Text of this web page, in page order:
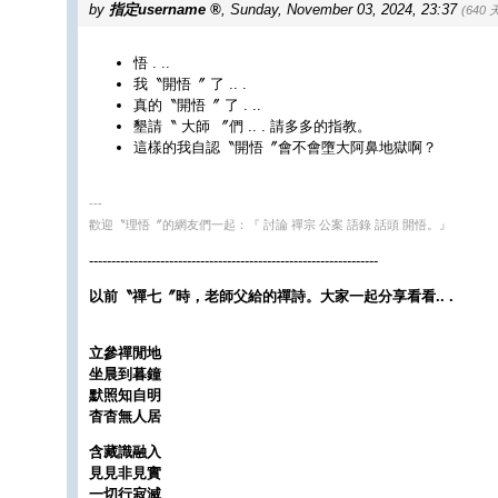
by 指定username Sunday, November 03, 2024, 23:37 (640
悟 . ..
我〝開悟〞 了 .. .
真的〝開悟〞 了 . ..
墾請〝 大師 〞們 .. . 請多多的指教。
這樣的我自認〝開悟〞會不會墮大阿鼻地獄啊？
---
歡迎〝理悟〞的網友們一起：『 討論 禪宗 公案 語錄 話頭 開悟。』
-----------------------------------------------------------------
以前〝禪七〞時，老師父給的禪詩。大家一起分享看看.. .
立參禪閒地
坐晨到暮鐘
默照知自明
杳杳無人居
含藏識融入
見見非見實
一切行寂滅